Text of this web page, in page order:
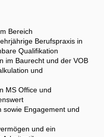
Bereich
Berufspraxis in
Qualifikation
im Baurecht und der VOB
und
MS Office und
sowie Engagement und
und ein